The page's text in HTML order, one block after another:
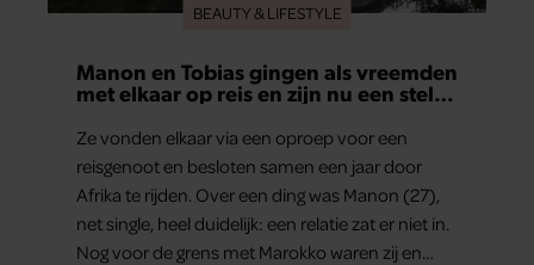
BEAUTY & LIFESTYLE
Manon en Tobias gingen als vreemden
met elkaar op reis en zijn nu een stel:
‘Ik zei nog: dit wordt niets!’
Ze vonden elkaar via een oproep voor een
reisgenoot en besloten samen een jaar door
Afrika te rijden. Over een ding was Manon (27),
net single, heel duidelijk: een relatie zat er niet in.
Nog voor de grens met Marokko waren zij en